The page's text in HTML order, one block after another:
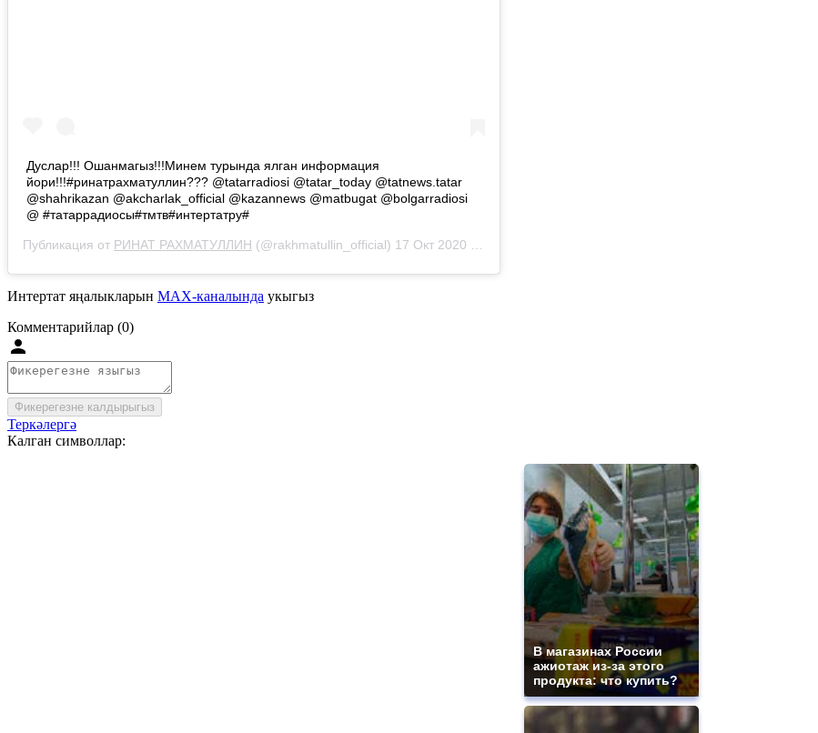
Дуслар!!! Ошанмагыз!!!Минем турында ялган информация
йори!!!#ринатрахматуллин??? @tatarradiosi @tatar_today @tatnews.tatar
@shahrikazan @akcharlak_official @kazannews @matbugat @bolgarradiosi
@ #татаррадиосы#тмтв#интертатру#
Публикация от РИНАТ РАХМАТУЛЛИН (@rakhmatullin_official) 17 Окт 2020 в 1:31 PDT
Интертат яңалыкларын MAX-каналында укыгыз
Комментарийлар (0)
Фикерегезне калдырыгыз
Теркәлергә
Калган символлар:
В магазинах России
ажиотаж из-за этого
продукта: что купить?